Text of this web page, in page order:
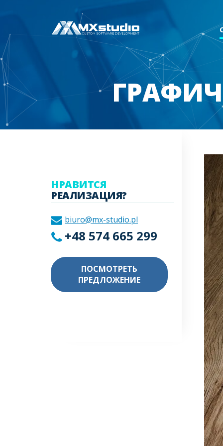
НРАВИТСЯ
РЕАЛИЗАЦИЯ?
biuro@mx-studio.pl
+48 574 665 299
ПОСМОТРЕТЬ
ПРЕДЛОЖЕНИЕ